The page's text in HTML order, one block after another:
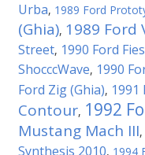
Urba, 1989 Ford
(Ghia), 1989 Ford
Street, 1990 Ford
ShocccWave, 1990
Ford Zig (Ghia), 1991
Contour, 1992
Mustang Mach III,
Synthesis 2010, 1994